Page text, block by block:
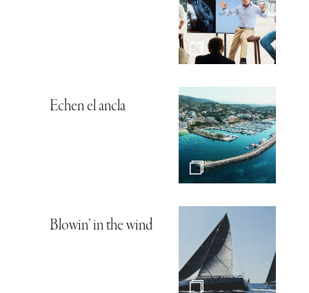
Echen el ancla
Blowin’ in the wind